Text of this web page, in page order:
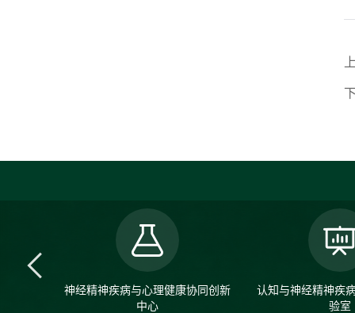
神经精神疾病与心理健康协同创新
中心
认知与神经精神疾
验室